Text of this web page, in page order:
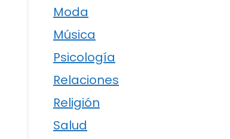
Moda
Música
Psicología
Relaciones
Religión
Salud